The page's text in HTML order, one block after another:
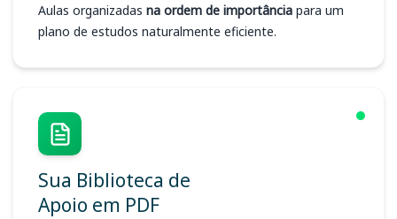
Aulas organizadas na ordem de importância para um
plano de estudos naturalmente eficiente.
Sua Biblioteca de
Apoio em PDF